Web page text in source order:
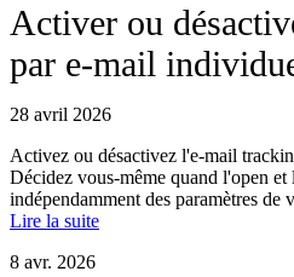
Activer ou
par e-mail
28 avril 2026
Activez ou désactivez l'e-mail
Décidez vous-même quand l'open
indépendamment des paramètres de
Lire la suite
8 avr. 2026